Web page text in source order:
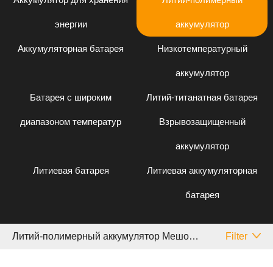
энергии аккумулятор
Аккумуляторная батарея Низкотемпературный
аккумулятор
Батарея с широким
диапазоном температур
Литий-титанатная батарея
Взрывозащищенный
аккумулятор
Литиевая батарея Литиевая аккумуляторная
батарея
Литий-полимерный аккумулятор Мешочек Cell Бак Filter